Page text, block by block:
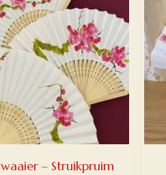
– Struikpruim
AAN WINKELWAGEN
DETAILS